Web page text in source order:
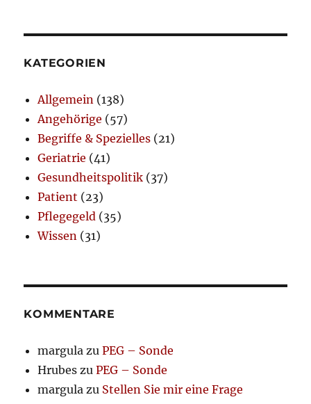
KATEGORIEN
Allgemein (138)
Angehörige (57)
Begriffe & Spezielles (21)
Geriatrie (41)
Gesundheitspolitik (37)
Patient (23)
Pflegegeld (35)
Wissen (31)
KOMMENTARE
margula zuPEG – Sonde
Hrubes zuPEG – Sonde
margula zu Stellen Sie mir eine Frage